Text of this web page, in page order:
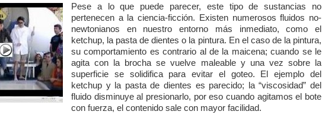
Pese a lo que puede parecer, este tipo de sustancias no
pertenecen a la ciencia-ficción. Existen numerosos fluidos no-
newtonianos en nuestro entorno más inmediato, como el
ketchup, la pasta de dientes o la pintura. En el caso de la pintura,
su comportamiento es contrario al de la maicena; cuando se le
agita con la brocha se vuelve maleable y una vez sobre la
superficie se solidifica para evitar el goteo. El ejemplo del
ketchup y la pasta de dientes es parecido; la “viscosidad” del
fluido disminuye al presionarlo, por eso cuando agitamos el bote
con fuerza, el contenido sale con mayor facilidad.